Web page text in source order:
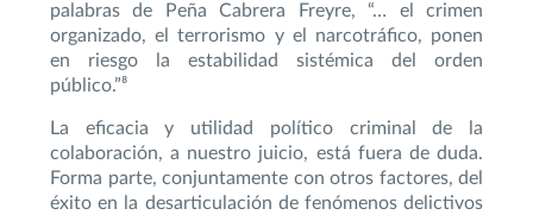
palabras de Peña Cabrera Freyre, “… el crimen
organizado, el terrorismo y el narcotráfico, ponen
en riesgo la estabilidad sistémica del orden
público.”⁸
La eficacia y utilidad político criminal de la
colaboración, a nuestro juicio, está fuera de duda.
Forma parte, conjuntamente con otros factores, del
éxito en la desarticulación de fenómenos delictivos